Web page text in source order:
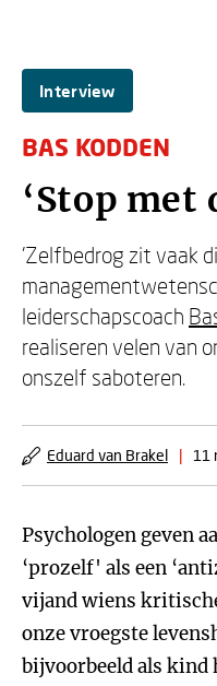
Interview
BAS KODDEN
‘Stop met
'Zelfbedrog zit vaak
leiderschapscoach
realiseren velen van
onszelf saboteren.
Eduard van Brakel | 11
Psychologen geven
‘prozelf' als een
vijand wiens
onze vroegste
bijvoorbeeld als kind